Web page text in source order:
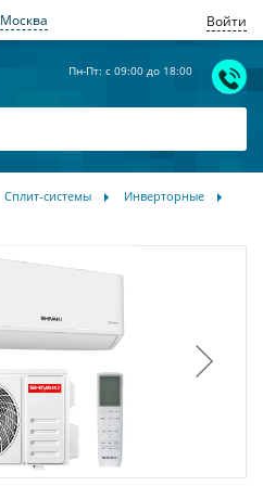
Москва Войти
Пн-Пт: с 09:00 до 18:00
Сплит-системы Инверторные